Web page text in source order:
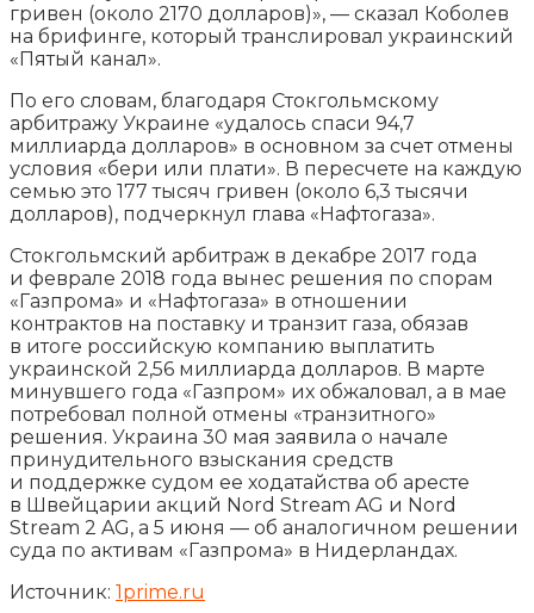
гривен (около 2170 долларов)», — сказал Коболев
на брифинге, который транслировал украинский
«Пятый канал».
По его словам, благодаря Стокгольмскому
арбитражу Украине «удалось спаси 94,7
миллиарда долларов» в основном за счет отмены
условия «бери или плати». В пересчете на каждую
семью это 177 тысяч гривен (около 6,3 тысячи
долларов), подчеркнул глава «Нафтогаза».
Стокгольмский арбитраж в декабре 2017 года
и феврале 2018 года вынес решения по спорам
«Газпрома» и «Нафтогаза» в отношении
контрактов на поставку и транзит газа, обязав
в итоге российскую компанию выплатить
украинской 2,56 миллиарда долларов. В марте
минувшего года «Газпром» их обжаловал, а в мае
потребовал полной отмены «транзитного»
решения. Украина 30 мая заявила о начале
принудительного взыскания средств
и поддержке судом ее ходатайства об аресте
в Швейцарии акций Nord Stream AG и Nord
Stream 2 AG, а 5 июня — об аналогичном решении
суда по активам «Газпрома» в Нидерландах.
Источник: 1prime.ru